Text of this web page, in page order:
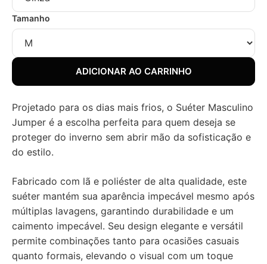
Tamanho
ADICIONAR AO CARRINHO
Projetado para os dias mais frios, o Suéter Masculino
Jumper é a escolha perfeita para quem deseja se
proteger do inverno sem abrir mão da sofisticação e
do estilo.
Fabricado com lã e poliéster de alta qualidade, este
suéter mantém sua aparência impecável mesmo após
múltiplas lavagens, garantindo durabilidade e um
caimento impecável. Seu design elegante e versátil
permite combinações tanto para ocasiões casuais
quanto formais, elevando o visual com um toque